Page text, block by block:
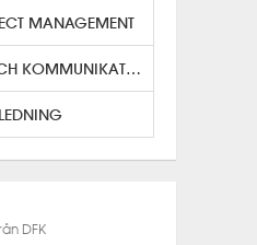
MANAGEMENT
LEDARSKAP OCH KOMMUNIKATION
DFK